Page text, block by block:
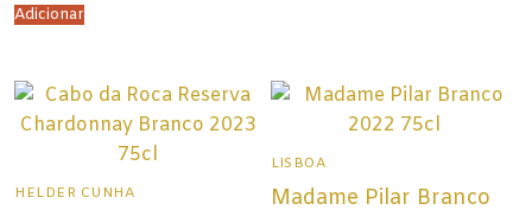
Adicionar
HELDER CUNHA
LISBOA
Madame Pilar Branco